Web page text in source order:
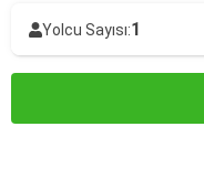
Yolcu Sayısı:1